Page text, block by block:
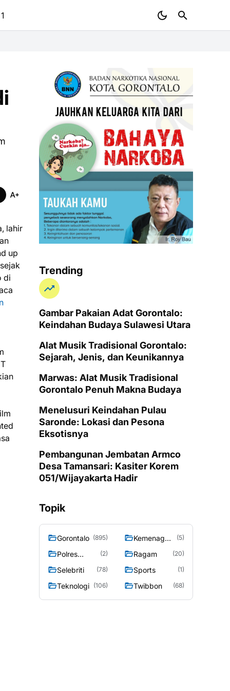
lahir
up
di
Trending
Gambar Pakaian Adat Gorontalo:
Keindahan Budaya Sulawesi Utara
Alat Musik Tradisional Gorontalo:
Sejarah, Jenis, dan Keunikannya
Marwas: Alat Musik Tradisional
Gorontalo Penuh Makna Budaya
Menelusuri Keindahan Pulau
Saronde: Lokasi dan Pesona
Eksotisnya
Pembangunan Jembatan Armco
Desa Tamansari: Kasiter Korem
051/Wijayakarta Hadir
Topik
Gorontalo (895)
Kemenag
(5)
Polres
(2) Ragam (20)
Selebriti (78) Sports (1)
Teknologi (106) Twibbon (68)